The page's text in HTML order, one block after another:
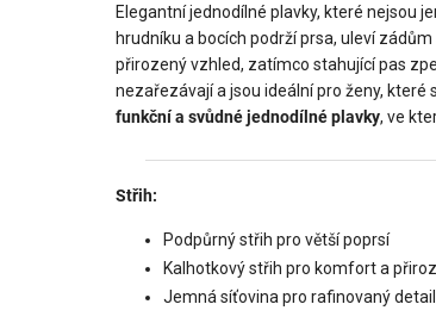
Elegantní jednodílné plavky, které nejsou
hrudníku a bocích podrží prsa, uleví
přirozený vzhled, zatímco stahující pas
nezařezávají a jsou ideální pro ženy, které
funkční a svůdné jednodílné plavky, ve
Střih:
Podpůrný střih pro větší poprsí
Kalhotkový střih pro komfort a
Jemná síťovina pro rafinovaný detail